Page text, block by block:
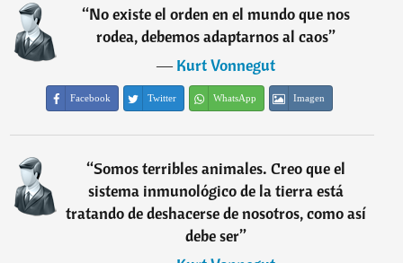
“No existe el orden en el mundo que nos
rodea, debemos adaptarnos al caos”
―Kurt Vonnegut
Facebook Twitter WhatsApp Imagen
“Somos terribles animales. Creo que el
sistema inmunológico de la tierra está
tratando de deshacerse de nosotros, como así
debe ser”